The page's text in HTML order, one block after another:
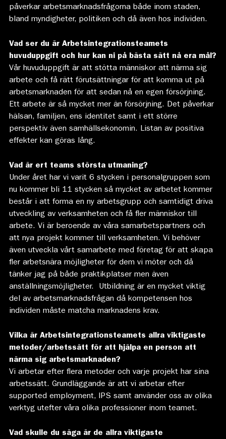
påverkar arbetsmarknadsfrågorna både inom staden,
bland myndigheter, politiken och då även hos individen.
Vad ser du är Arbetsintegrationsteamets
huvuduppgift och hur kan ni på bästa sätt nå era mål?
Vår huvuduppgift är att stötta människor att närma sig
arbete och få rätt förutsättningar för att komma ut på
arbetsmarknaden för att sedan nå en egen försörjning.
Ett arbete är så mycket mer än försörjning. Det påverkar
hälsan, familjen, ens identitet samt i ett större
perspektiv även samhällsekonomin. Listan av positiva
effekter kan göras lång.
Vad är ert teams största utmaning?
Under året har vi varit 6 stycken i personalgruppen som
nu kommer bli 11 stycken så mycket av arbetet kommer
består i att forma en ny arbetsgrupp och samtidigt driva
utveckling av verksamheten och få fler människor till
arbete. Vi är beroende av våra samarbetspartners och
att nya projekt kommer till verksamheten. Vi behöver
även utveckla vårt samarbete med företag för att skapa
fler arbetsnära möjligheter för dem vi möter och då
tänker jag på både praktikplatser men även
anställningsmöjligheter. Utbildning är en mycket viktig
del av arbetsmarknadsfrågan då kompetensen hos
individen måste matcha marknadens krav.
Vilka är Arbetsintegrationsteamets allra viktigaste
metoder/arbetssätt för att hjälpa en person att
närma sig arbetsmarknaden?
Vi arbetar efter flera metoder och varje projekt har sina
arbetssätt. Grundläggande är att vi arbetar efter
supported employment, IPS samt använder oss av olika
verktyg utefter våra olika professioner inom teamet.
Vad skulle du säga är de allra viktigaste